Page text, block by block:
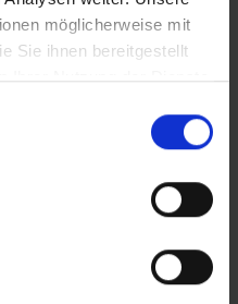
möglicherweise mit
Sie ihnen bereitgestellt
Ihrer Nutzung der Dienste